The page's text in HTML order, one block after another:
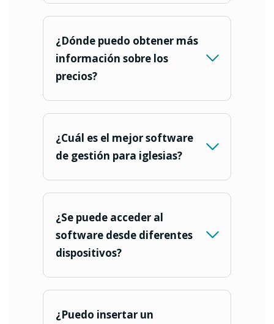
¿Dónde puedo obtener más
información sobre los
precios?
¿Cuál es el mejor software
de gestión para iglesias?
¿Se puede acceder al
software desde diferentes
dispositivos?
¿Puedo insertar un